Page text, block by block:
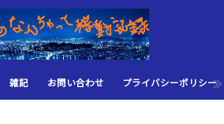
雑記 お問い合わせ プライバシーポリシー